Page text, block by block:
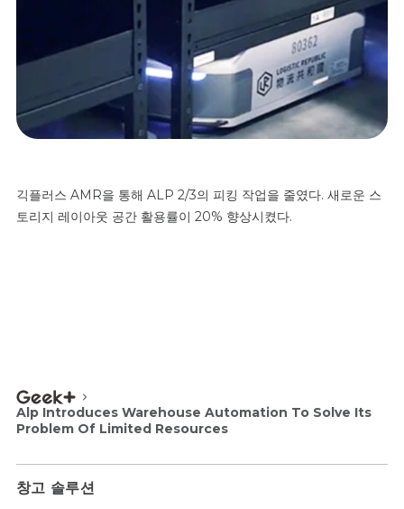
긱플러스 AMR을 통해 ALP 2/3의 피킹 작업을 줄였다. 새로운 스
토리지 레이아웃 공간 활용률이 20% 향상시켰다.
Alp Introduces Warehouse Automation To Solve Its
Problem Of Limited Resources
창고 솔루션